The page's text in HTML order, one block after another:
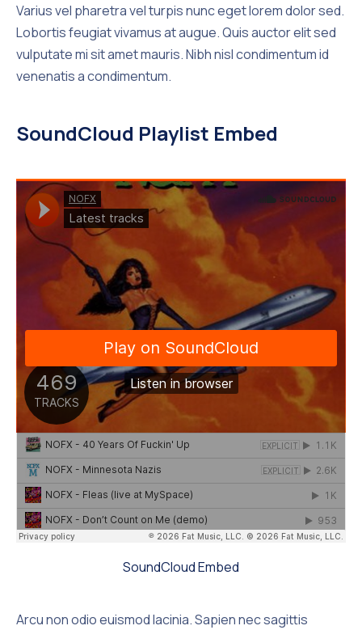
Varius vel pharetra vel turpis nunc eget lorem dolor sed.
Lobortis feugiat vivamus at augue. Quis auctor elit sed
vulputate mi sit amet mauris. Nibh nisl condimentum id
venenatis a condimentum.
SoundCloud Playlist Embed
SoundCloud Embed
Arcu non odio euismod lacinia. Sapien nec sagittis